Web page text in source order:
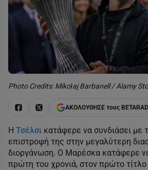
Photo Credits: Mikołaj Barbanell / Alamy
ΑΚΟΛΟΥΘΗΣΕ τους
Η Τσέλσι κατάφερε να συνδιάσει με
επιστροφή της στην μεγαλύτερη
διοργάνωση. Ο Μαρέσκα κατάφερε
πρώτη του χρονιά, στον πρώτο